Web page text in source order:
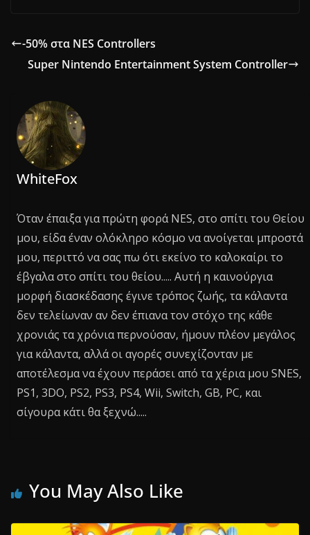
-50% στα NES Controllers
Super Nintendo Entertainment System Controller
WhiteFox
Όταν έπαιξα για πρώτη φορά NES, στο σπίτι του Θείου
μου, είδα έναν ολόκληρο κόσμο να ανοίγεται μπροστά
μου, περιττό να σας πω ότι εκείνο το καλοκαίρι το
έβγαλα στο σπίτι του θείου..... Αυτή η καινούργια
μορφή διασκέδασης έγινε τρόπος ζωής, τα κάλαντα
δεν τελείωναν αν δεν έπιανα τον στόχο της κάθε
χρονιάς τα χρόνια περνούσαν, ήμουν πλέον μεγάλος
για κάλαντα, αλλά οι αγορές συνεχίζονταν με
αποτέλεσμα να έχουν περάσει από τα χέρια μου SNES,
PS1, 3DO, PS2, PS3, PS4, Wii, Switch, GB, PC, και
σίγουρα κάτι θα ξεχνώ.....
You May Also Like